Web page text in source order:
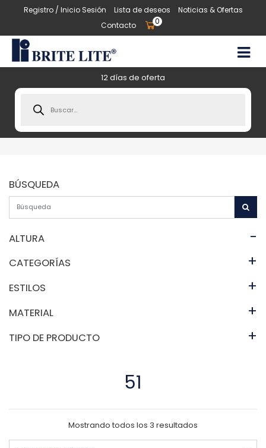
Registro / Inicio Sesión Lista de deseos
Noticias & Ofertas
Contacto
0
12 días de oferta
search
BÚSQUEDA
ALTURA -
CATEGORÍAS +
ESTILOS +
MATERIAL +
TIPO DE PRODUCTO +
51
Mostrando todos los 3 resultados